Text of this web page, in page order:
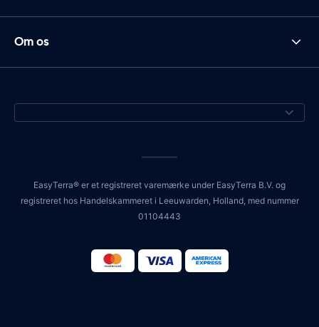
Om os
EasyTerra® er et registreret varemærke under EasyTerra B.V. og
registreret hos Handelskammeret i Leeuwarden, Holland, med nummer
01104443